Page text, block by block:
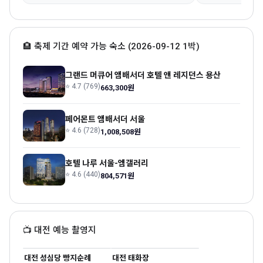
🏨 축제 기간 예약 가능 숙소 (2026-09-12 1박)
그랜드 머큐어 앰배서더 호텔 앤 레지던스 용산
⭐ 4.7 (769)663,300원
페어몬트 앰배서더 서울
⭐ 4.6 (728)1,008,508원
호텔 나루 서울-엠갤러리
⭐ 4.6 (440)804,571원
📺 대전 예능 촬영지
대전 성심당 빵지순례 대전 태화장